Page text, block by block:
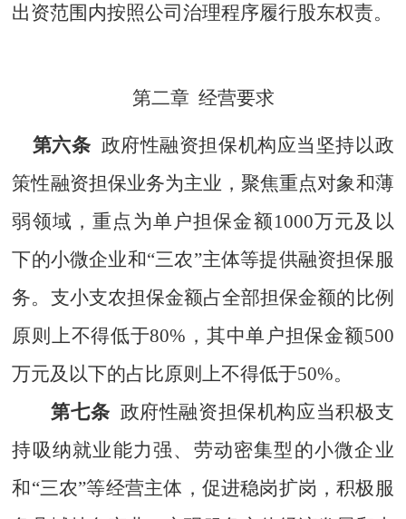
出资范围内按照公司治理程序履行股东权责。
第二章 经营要求
第六条 政府性融资担保机构应当坚持以政
策性融资担保业务为主业，聚焦重点对象和薄
弱领域，重点为单户担保金额1000万元及以
下的小微企业和“三农”主体等提供融资担保服
务。支小支农担保金额占全部担保金额的比例
原则上不得低于80% ，其中单户担保金额500
万元及以下的占比原则上不得低于50%。
第七条 政府性融资担保机构应当积极支
持吸纳就业能力强、劳动密集型的小微企业
和“三农”等经营主体，促进稳岗扩岗，积极服